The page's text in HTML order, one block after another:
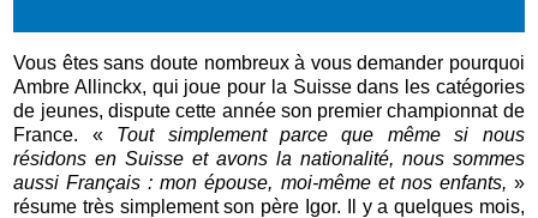
Vous êtes sans doute nombreux à vous demander pourquoi
Ambre Allinckx, qui joue pour la Suisse dans les catégories
de jeunes, dispute cette année son premier championnat de
France. « Tout simplement parce que même si nous
résidons en Suisse et avons la nationalité, nous sommes
aussi Français : mon épouse, moi-même et nos enfants, »
résume très simplement son père Igor. Il y a quelques mois,